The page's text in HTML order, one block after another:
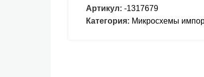
Артикул: -1317679
Категория: Микросхемы